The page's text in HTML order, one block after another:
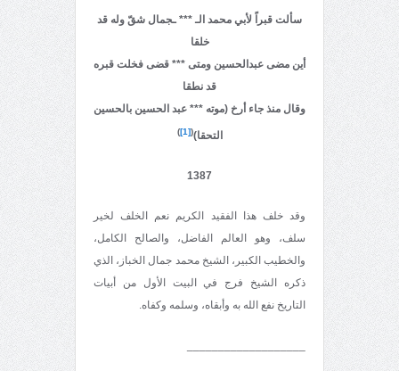
سألت قبراً لأبي محمد الـ *** ـجمال شقّ وله قد
خلقا
أين مضى عبدالحسين ومتى *** قضى فخلت قبره
قد نطقا
وقال منذ جاء أرخ (موته *** عبد الحسين بالحسين
التحقا)(
[1]
)
1387
وقد خلف هذا الفقيد الكريم نعم الخلف لخير
سلف، وهو العالم الفاضل، والصالح الكامل،
والخطيب الكبير، الشيخ محمد جمال الخباز، الذي
ذكره الشيخ فرج في البيت الأول من أبيات
التاريخ نفع الله به وأبقاه، وسلمه وكفاه.